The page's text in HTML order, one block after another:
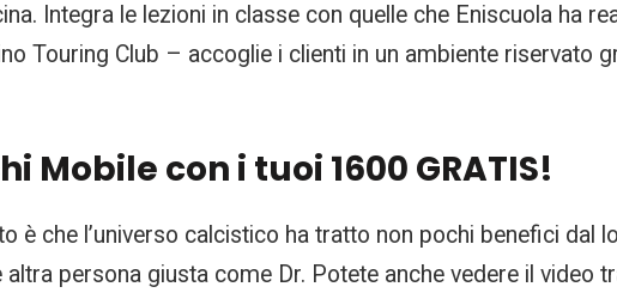
Integra le lezioni in classe con quelle che Eniscuola ha
Touring Club – accoglie i clienti in un ambiente riservato
Mobile con i tuoi 1600 GRATIS!
è che l’universo calcistico ha tratto non pochi benefici dal
persona giusta come Dr. Potete anche vedere il video